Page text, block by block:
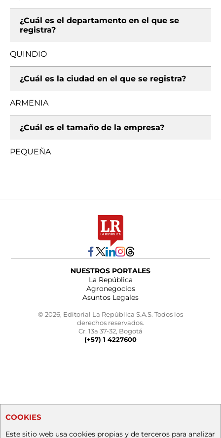
¿Cuál es el departamento en el que se
registra?
QUINDIO
¿Cuál es la ciudad en el que se registra?
ARMENIA
¿Cuál es el tamaño de la empresa?
PEQUEÑA
NUESTROS PORTALES
La República
Agronegocios
Asuntos Legales
© 2026, Editorial La República S.A.S. Todos los
derechos reservados.
Cr. 13a 37-32, Bogotá
(+57) 1 4227600
COOKIES
Este sitio web usa cookies propias y de terceros para analizar